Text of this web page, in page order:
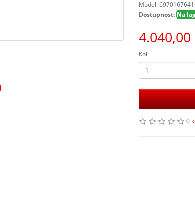
Model:
Dostupnost: Na
4.040,00
Kol
0